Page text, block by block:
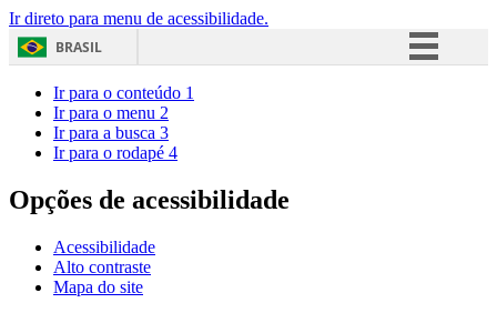
Ir direto para menu de acessibilidade.
BRASIL
Acesso à informação
Ir para o conteúdo 1
Ir para o menu 2
Ir para a busca 3
Ir para o rodapé 4
Opções de acessibilidade
Acessibilidade
Alto contraste
Mapa do site